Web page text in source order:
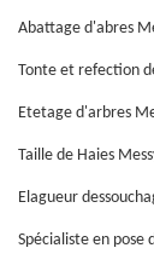
Abattage d'abres
Tonte et refection
Etetage d'arbres
Taille de Haies
Elagueur
Spécialiste en pose